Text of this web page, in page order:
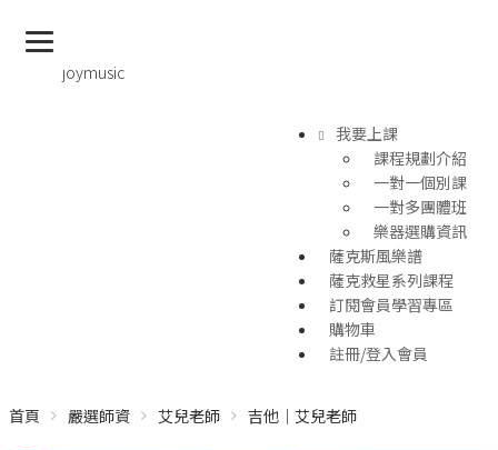
joymusic
我要上課
課程規劃介紹
一對一個別課
一對多團體班
樂器選購資訊
薩克斯風樂譜
薩克救星系列課程
訂閱會員學習專區
購物車
註冊/登入會員
首頁 嚴選師資 艾兒老師 吉他｜艾兒老師